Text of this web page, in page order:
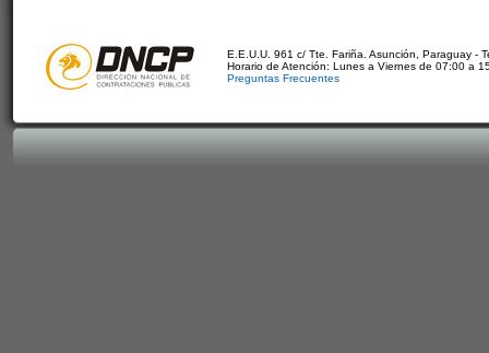
E.E.U.U. 961 c/ Tte. Fariña. Asunción, Paraguay -
Horario de Atención: Lunes a Viernes de 07:00 a
Preguntas Frecuentes